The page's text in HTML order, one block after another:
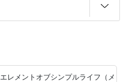
エレメントオブシンプルライフ（メ